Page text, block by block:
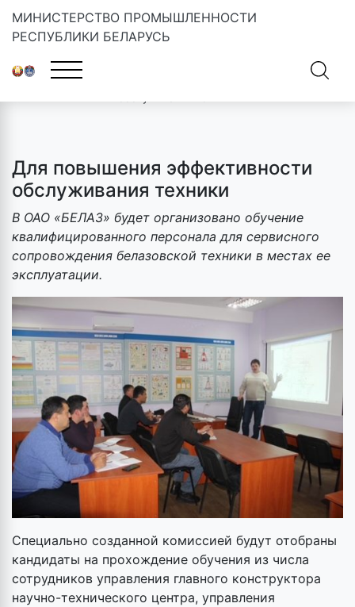
МИНИСТЕРСТВО ПРОМЫШЛЕННОСТИ
РЕСПУБЛИКИ БЕЛАРУСЬ
Главная»
Для повышения эффективности
обслуживания техники
В ОАО «БЕЛАЗ» будет организовано обучение
квалифицированного персонала для сервисного
сопровождения белазовской техники в местах ее
эксплуатации.
Специально созданной комиссией будут отобраны
кандидаты на прохождение обучения из числа
сотрудников управления главного конструктора
научно-технического центра, управления